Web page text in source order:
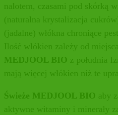
nalotem, czasami pod skórką
(naturalna krystalizacja
(jadalne) włókna chroniące
Ilość włókien zależy od
MEDJOOL BIO z południa
mają więcej włókien niż te
Świeże MEDJOOL BIO aby
aktywne witaminy i minerały